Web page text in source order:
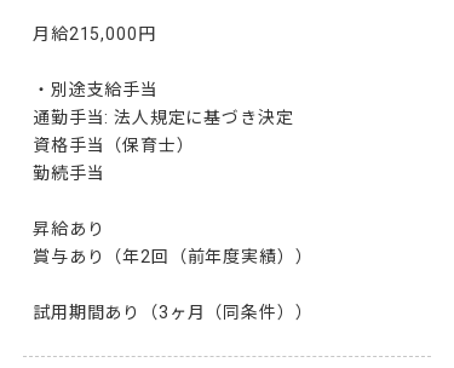
月給215,000円
・別途支給手当
通勤手当: 法人規定に基づき決定
資格手当（保育士）
勤続手当
昇給あり
賞与あり（年2回（前年度実績））
試用期間あり（3ヶ月（同条件））